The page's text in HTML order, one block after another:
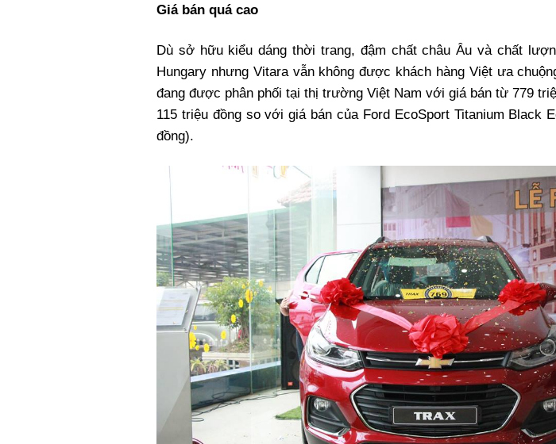
Giá bán quá cao
Dù sở hữu kiểu dáng thời trang, đậm chất châu Âu và chất
Hungary nhưng Vitara vẫn không được khách hàng Việt ưa
đang được phân phối tại thị trường Việt Nam với giá bán từ 779
115 triệu đồng so với giá bán của Ford EcoSport Titanium Black
đồng).